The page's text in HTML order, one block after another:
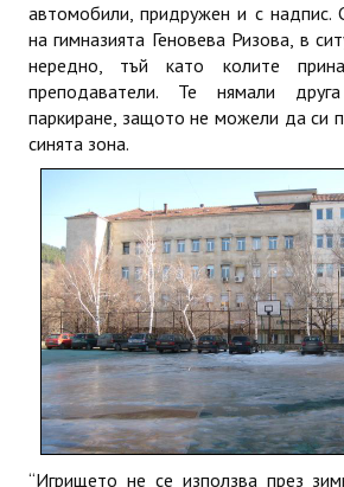
автомобили, придружен и с надпис.
на гимназията Геновева Ризова, в
нередно, тъй като колите
преподаватели. Те нямали
паркиране, защото не можели да си
синята зона.
“Игрището не се използва през